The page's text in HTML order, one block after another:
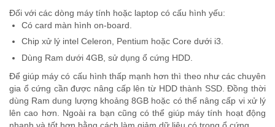
Đối với các dòng máy tính hoặc laptop có cấu hình yếu:
Có card màn hình on-board.
Chip xử lý intel Celeron, Pentium hoặc Core dưới i3.
Dùng Ram dưới 4GB, sử dụng ổ cứng HDD.
Để giúp máy có cấu hình thấp mạnh hơn thì theo như các chuyên
gia ổ cứng cần được nâng cấp lên từ HDD thành SSD. Đồng thời
dùng Ram dung lượng khoảng 8GB hoặc có thể nâng cấp vi xử lý
lên cao hơn. Ngoài ra bạn cũng có thể giúp máy tính hoạt động